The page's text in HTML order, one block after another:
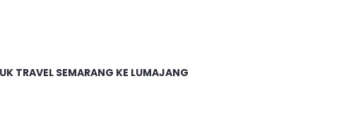
TRAVEL SEMARANG KE LUMAJANG